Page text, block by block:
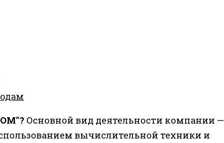
Основной вид деятельности компании —
вычислительной техники и